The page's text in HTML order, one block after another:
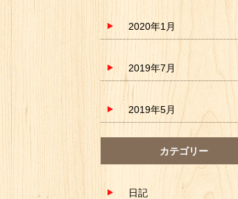
2020年1月
2019年7月
2019年5月
カテゴリー
日記